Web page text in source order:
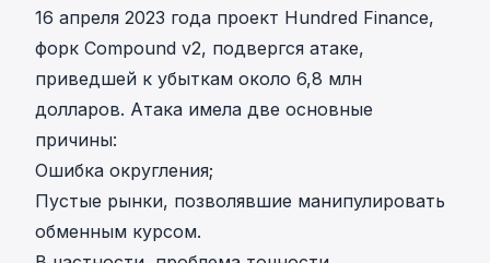
16 апреля 2023 года проект Hundred Finance,
форк Compound v2, подвергся атаке,
приведшей к убыткам около 6,8 млн
долларов. Атака имела две основные
причины:
Ошибка округления;
Пустые рынки, позволявшие манипулировать
обменным курсом.